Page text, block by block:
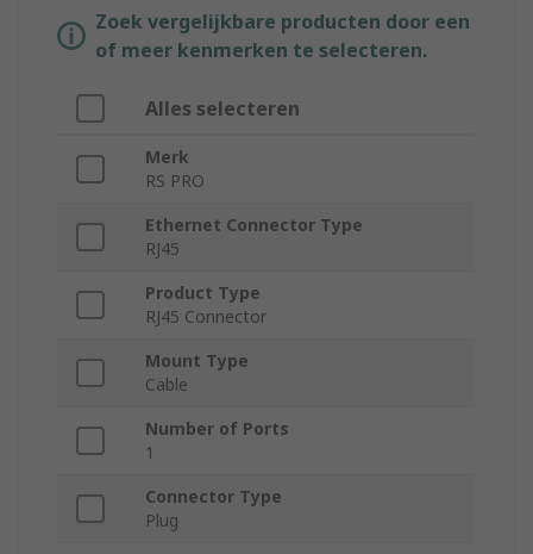
Zoek vergelijkbare producten door een
of meer kenmerken te selecteren.
Alles selecteren
Merk
RS PRO
Ethernet Connector Type
RJ45
Product Type
RJ45 Connector
Mount Type
Cable
Number of Ports
1
Connector Type
Plug